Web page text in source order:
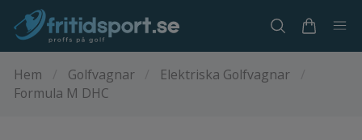
Hem Golfvagnar Elektriska Golfvagnar
Formula M DHC